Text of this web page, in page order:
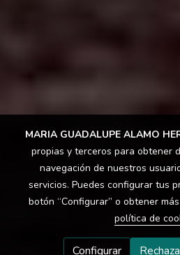
MARIA GUADALUPE ALAMO
propias y terceros para obtener
navegación de nuestros
servicios. Puedes configurar tus
botón “Configurar” o obtener
política de
Configurar